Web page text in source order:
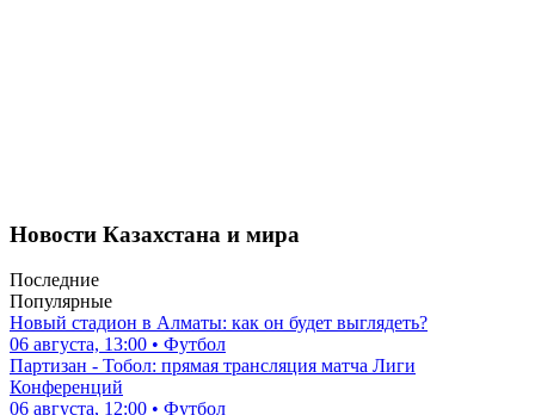
Новости Казахстана и мира
Последние
Популярные
Новый стадион в Алматы: как он будет выглядеть?
06 августа, 13:00 • Футбол
Партизан - Тобол: прямая трансляция матча Лиги
Конференций
06 августа, 12:00 • Футбол